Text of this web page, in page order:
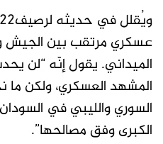
عسكري مرتقب بين الجيش
الميداني. يقول إنّه “لن
المشهد العسكري، ولكن
السوري والليبي في
الكبرى وفق مصالحها”.